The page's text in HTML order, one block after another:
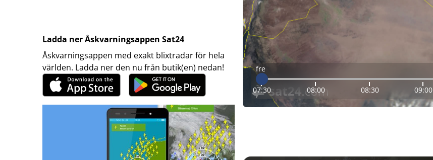
Ladda ner Åskvarningsappen Sat24
Åskvarningsappen med exakt blixtradar för hela
världen. Ladda ner den nu från butik(en) nedan!
fre
07:30 08:00 08:30 09:00